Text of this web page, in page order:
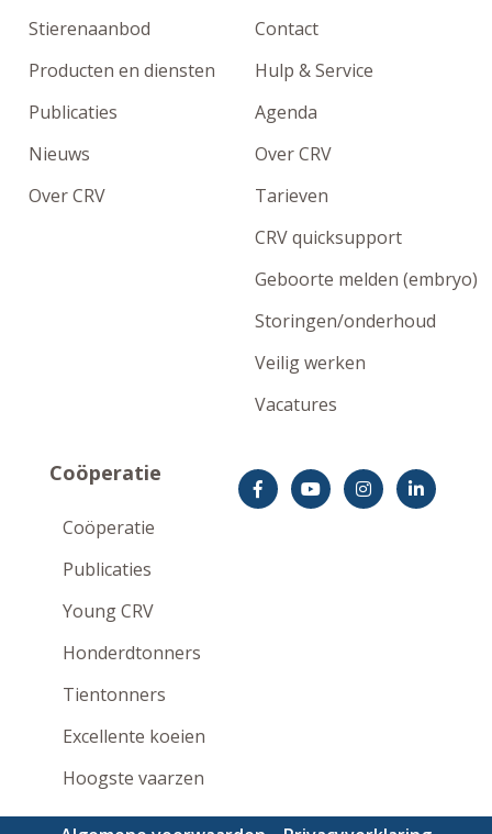
Stierenaanbod
Producten en diensten
Publicaties
Nieuws
Over CRV
Contact
Hulp & Service
Agenda
Over CRV
Tarieven
CRV quicksupport
Geboorte melden (embryo)
Storingen/onderhoud
Veilig werken
Vacatures
Coöperatie
Coöperatie
Publicaties
Young CRV
Honderdtonners
Tientonners
Excellente koeien
Hoogste vaarzen